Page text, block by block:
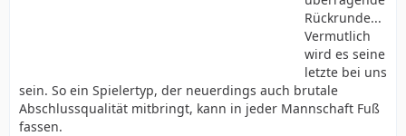
Rückrunde...
Vermutlich
wird es seine
letzte bei uns
sein. So ein Spielertyp, der neuerdings auch brutale
Abschlussqualität mitbringt, kann in jeder Mannschaft Fuß
fassen.